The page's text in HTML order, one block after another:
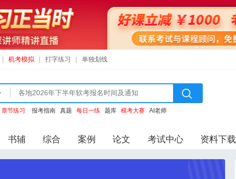
机考模拟 打字练习 单独划线
章节练习 报考指南 真题 每日一练 题库 模考大赛 AI老师
书辅 综合 案例 论文 考试中心 资料下载